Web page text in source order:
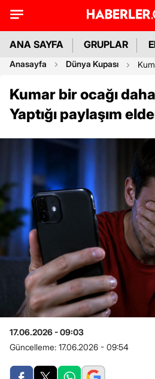
ANA SAYFA GRUPLAR
Anasayfa Dünya Kupası
Kumar bir ocağı
Yaptığı paylaşım
17.06.2026 - 09:03
Güncelleme: 17.06.2026 - 09:54